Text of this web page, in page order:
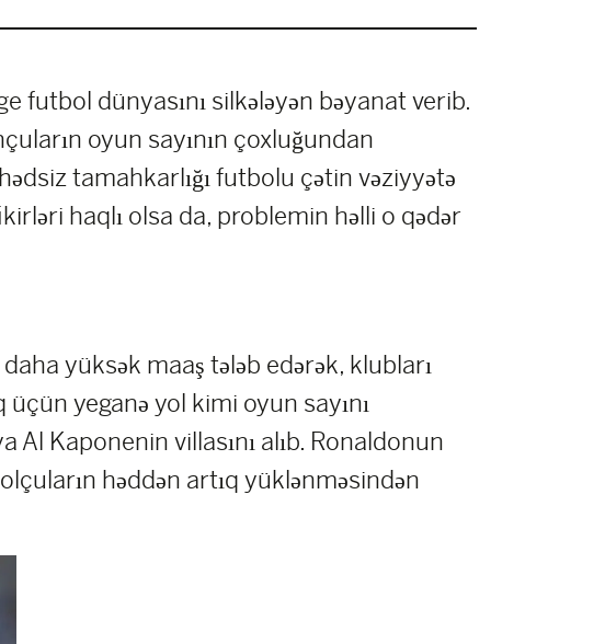
futbol dünyasını silkələyən bəyanat verib.
oyun sayının çoxluğundan
tamahkarlığı futbolu çətin vəziyyətə
haqlı olsa da, problemin həlli o qədər
yüksək maaş tələb edərək, klubları
yeganə yol kimi oyun sayını
Kaponenin villasını alıb. Ronaldonun
həddən artıq yüklənməsindən